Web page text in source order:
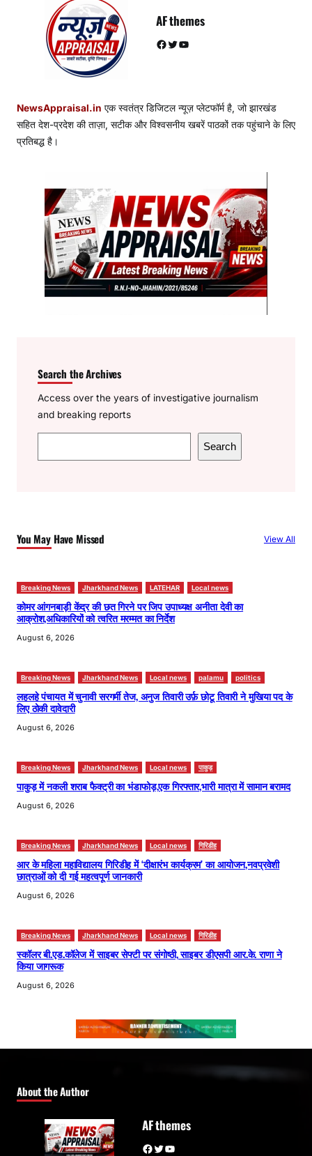
AF themes
Facebook Twitter YouTube
NewsAppraisal.in एक स्वतंत्र डिजिटल न्यूज़ प्लेटफॉर्म है, जो झारखंड
सहित देश-प्रदेश की ताज़ा, सटीक और विश्वसनीय खबरें पाठकों तक पहुंचाने के लिए
प्रतिबद्ध है।
Search the Archives
Access over the years of investigative journalism
and breaking reports
e
h
Search
You May Have Missed View All
Breaking News Jharkhand News LATEHAR Local news
कोमर आंगनबाड़ी केंद्र की छत गिरने पर जिप उपाध्यक्ष अनीता देवी का
आक्रोश,अधिकारियों को त्वरित मरम्मत का निर्देश
August 6, 2026
Breaking News Jharkhand News Local news palamu politics
लहलहे पंचायत में चुनावी सरगर्मी तेज, अनुज तिवारी उर्फ़ छोटू तिवारी ने मुखिया पद के
लिए ठोकी दावेदारी
August 6, 2026
Breaking News Jharkhand News Local news पाकुड़
पाकुड़ में नकली शराब फैक्ट्री का भंडाफोड़,एक गिरफ्तार,भारी मात्रा में सामान बरामद
August 6, 2026
Breaking News Jharkhand News Local news गिरिडीह
आर के महिला महाविद्यालय गिरिडीह में ‘दीक्षारंभ कार्यक्रम’ का आयोजन,नवप्रवेशी
छात्राओं को दी गई महत्वपूर्ण जानकारी
August 6, 2026
Breaking News Jharkhand News Local news गिरिडीह
स्कॉलर बी.एड.कॉलेज में साइबर सेफ्टी पर संगोष्ठी, साइबर डीएसपी आर.के. राणा ने
किया जागरूक
August 6, 2026
About the Author
AF themes
Facebook Twitter YouTube